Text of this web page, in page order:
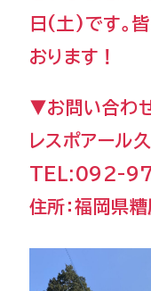
日(土)です。
おります！
▼お問い合わ
レスポアール
TEL:092-
住所：福岡県